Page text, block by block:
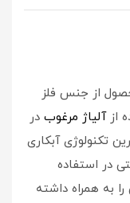
از جنس فلز
ازآلیاژ مرغوب در
تکنولوژی آبکاری
در استفاده
به همراه داشته